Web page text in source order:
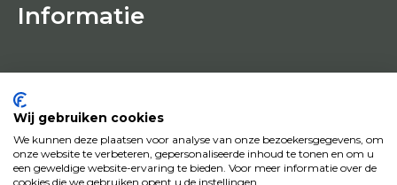
Informatie
HOME
KUNSTENAARS
KUNSTWERKEN
HOE WERKT HET
NEWS
CONTACT
Wij gebruiken cookies
We kunnen deze plaatsen voor analyse van onze bezoekersgegevens, om
onze website te verbeteren, gepersonaliseerde inhoud te tonen en om u
een geweldige website-ervaring te bieden. Voor meer informatie over de
cookies die we gebruiken opent u de instellingen.